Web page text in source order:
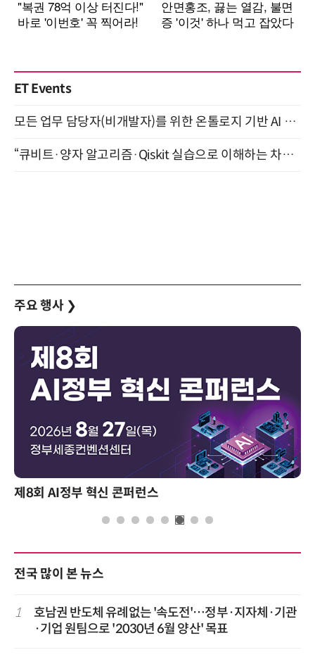
ET Events
모든 업무 담당자(비개발자)를 위한 온톨로지 기반 AI 지식체계 설계 1-day 워크숍 8월 20일 개최
“큐비트·양자 알고리즘·Qiskit 실습으로 이해하는 차세대 컴퓨팅” (8/28)
주요 행사 ❯
제8회 AI정부 혁신 콘퍼런스
전국 많이 본 뉴스
1
호남권 반도체 유례없는 '속도전'…정부·지자체·기관
·기업 원팀으로 '2030년 6월 양산' 목표